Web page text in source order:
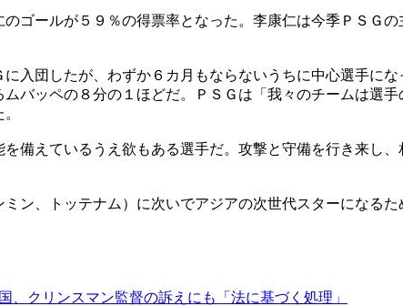
ゴールが５９％の得票率となった。李康仁は今季ＰＳＧ
入団したが、わずか６カ月もならないうちに中心選手に
バッペの８分の１ほどだ。ＰＳＧは「我々のチームは選
備えているうえ欲もある選手だ。攻撃と守備を行き来し
ン、トッテナム）に次いでアジアの次世代スターになるた
クリンスマン監督の訴えにも「法に基づく処理」